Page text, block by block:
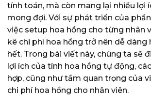
tính toán, mà còn mang lại nhiều lợi
mong đợi. Với sự phát triển của
việc setup hoa hồng cho từng nhân
kê chi phí hoa hồng trở nên dễ dàng
hết. Trong bài viết này, chúng ta sẽ
lợi ích của tính hoa hồng tự động,
hợp, cũng như tầm quan trọng của
chi phí hoa hồng cho nhân viên.